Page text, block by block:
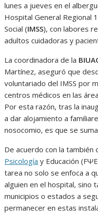
lunes a jueves en el
Hospital General Regional
Social (IMSS), con labores
adultos cuidadoras y
La coordinadora de la
Martínez, aseguró que
voluntariado del IMSS por
centros médicos en las
Por esta razón, tras la
a dar alojamiento a
nosocomio, es que se
De acuerdo con la también
Psicología y Educación
tarea no solo se enfoca a
alguien en el hospital, sino
municipios o estados a
permanecer en estas